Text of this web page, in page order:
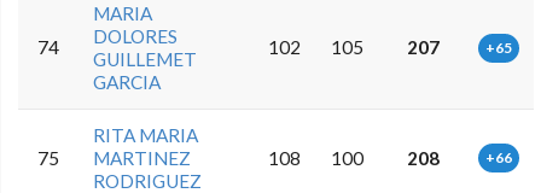
74
MARIA
DOLORES
GUILLEMET
GARCIA
102 105 207 +65
75
RITA MARIA
MARTINEZ
RODRIGUEZ
108 100 208 +66